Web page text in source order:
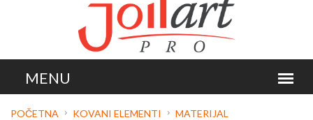
POČETNA KOVANI ELEMENTI MATERIJAL